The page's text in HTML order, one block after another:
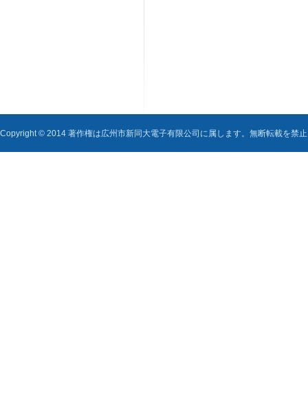
Copyright © 2014 著作権は広州市新同大電子有限公司に属します。無断転載を禁